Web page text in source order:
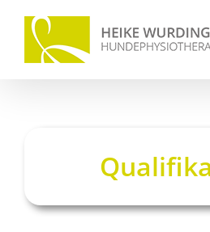
Zum
Inhalt
springen